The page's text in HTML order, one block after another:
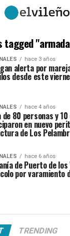
tagged
hace 3 años
alerta por
desde este
hace 4 años
de 80 personas y
en nuevo
de Los
hace 6 años
de Puerto de
por varamiento
TRENDING